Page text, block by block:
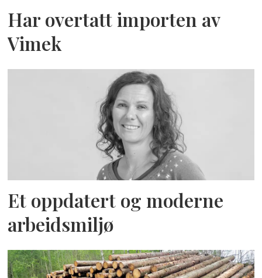
Har overtatt importen av
Vimek
Et oppdatert og moderne
arbeidsmiljø